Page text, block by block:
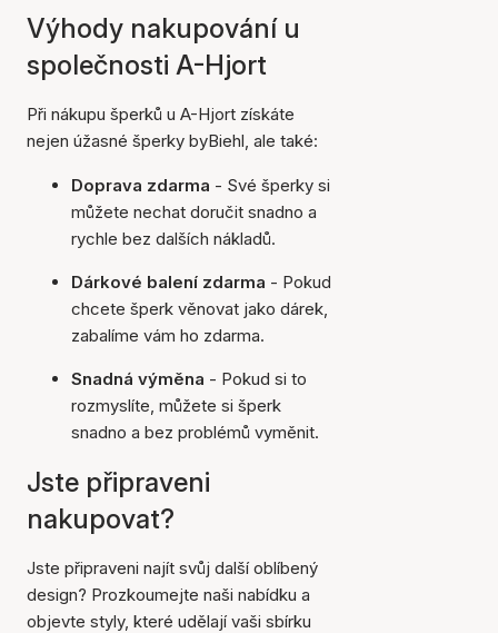
Výhody nakupování u
společnosti A-Hjort
Při nákupu šperků u A-Hjort získáte
nejen úžasné šperky byBiehl, ale také:
Doprava zdarma - Své šperky si
můžete nechat doručit snadno a
rychle bez dalších nákladů.
Dárkové balení zdarma - Pokud
chcete šperk věnovat jako dárek,
zabalíme vám ho zdarma.
Snadná výměna - Pokud si to
rozmyslíte, můžete si šperk
snadno a bez problémů vyměnit.
Jste připraveni
nakupovat?
Jste připraveni najít svůj další oblíbený
design? Prozkoumejte naši nabídku a
objevte styly, které udělají vaši sbírku